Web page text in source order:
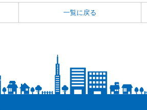
一覧に戻る